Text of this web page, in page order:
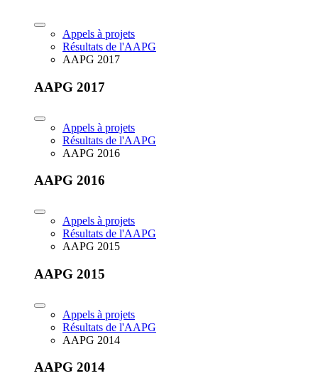
Appels à projets
Résultats de l'AAPG
AAPG 2017
AAPG 2017
Appels à projets
Résultats de l'AAPG
AAPG 2016
AAPG 2016
Appels à projets
Résultats de l'AAPG
AAPG 2015
AAPG 2015
Appels à projets
Résultats de l'AAPG
AAPG 2014
AAPG 2014